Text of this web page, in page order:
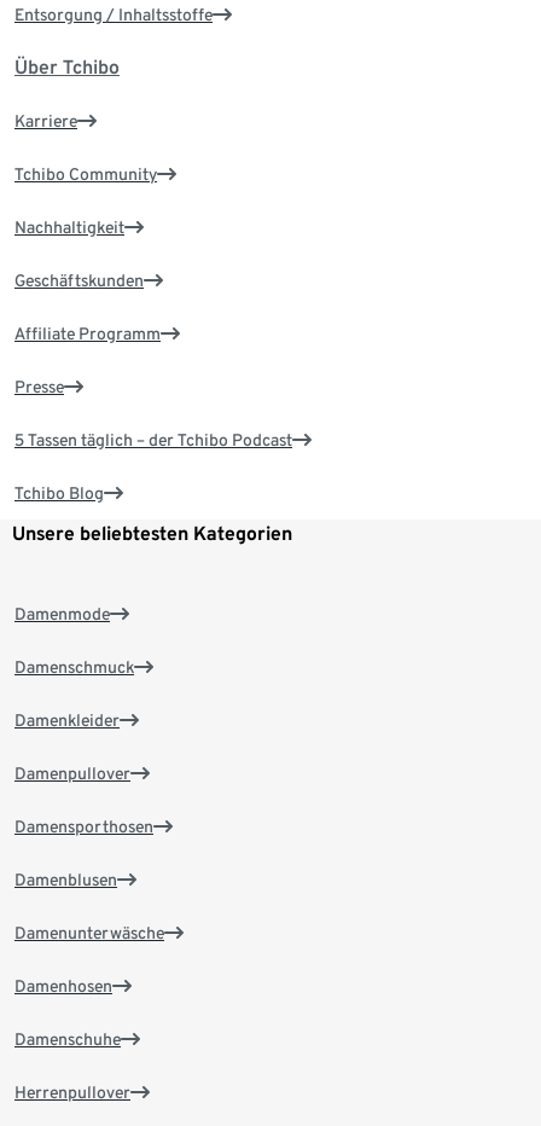
Entsorgung / Inhaltsstoffe
Über Tchibo
Karriere
Tchibo Community
Nachhaltigkeit
Geschäftskunden
Affiliate Programm
Presse
5 Tassen täglich – der Tchibo Podcast
Tchibo Blog
Unsere beliebtesten Kategorien
Damenmode
Damenschmuck
Damenkleider
Damenpullover
Damensporthosen
Damenblusen
Damenunterwäsche
Damenhosen
Damenschuhe
Herrenpullover